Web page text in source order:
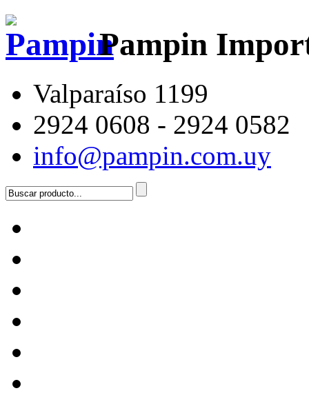
Pampin
Valparaíso 1199
2924 0608 - 2924 0582
info@pampin.com.uy